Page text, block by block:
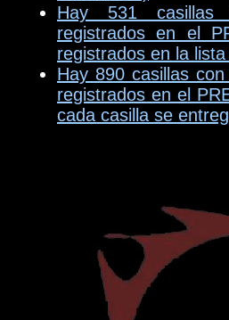
Hay 531
registrados en el
registrados en la
Hay 890 casillas
registrados en el
cada casilla se